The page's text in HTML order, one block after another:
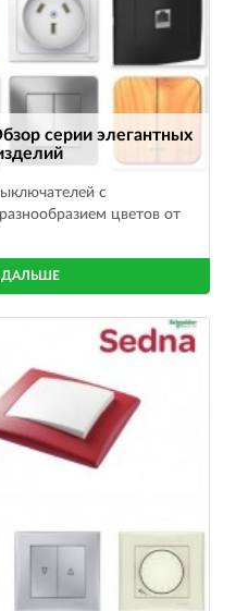
серии элегантных
с
цветов от
ДАЛЬШЕ